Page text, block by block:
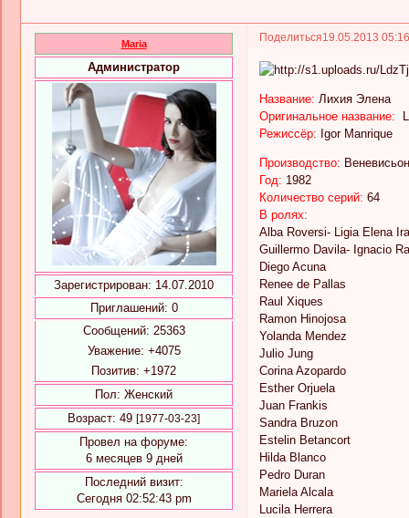
Поделиться19.05.2013
Maria
Администратор
Зарегистрирован: 14.07.2010
Приглашений: 0
Сообщений: 25363
Уважение: +4075
Позитив: +1972
Пол: Женский
Возраст: 49 [1977-03-23]
Провел на форуме:
6 месяцев 9 дней
Последний визит:
Сегодня 02:52:43 pm
Название: Лихия Элена
Оригинальное название:
Режиссёр: Igor Manrique
Производство:
Год: 1982
Количество серий: 64
В ролях:
Alba Roversi- Ligia Elena
Guillermo Davila- Ignacio
Diego Acuna
Renee de Pallas
Raul Xiques
Ramon Hinojosa
Yolanda Mendez
Julio Jung
Corina Azopardo
Esther Orjuela
Juan Frankis
Sandra Bruzon
Estelin Betancort
Hilda Blanco
Pedro Duran
Mariela Alcala
Lucila Herrera